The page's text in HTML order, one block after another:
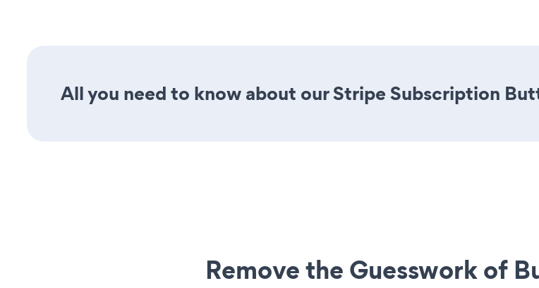
All you need to know about our Stripe Subscription
Remove the Guesswork of